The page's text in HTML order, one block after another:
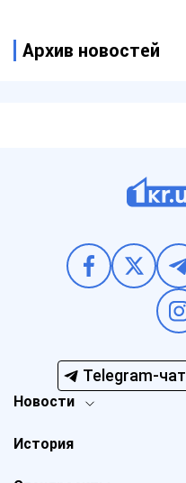
Архив новостей
Telegram-чат
Новости
История